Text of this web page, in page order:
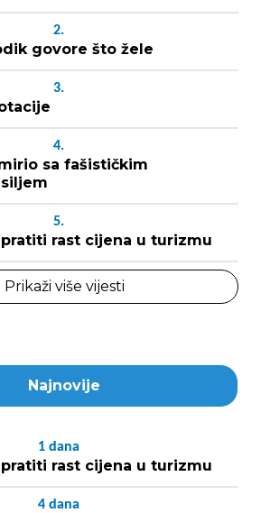
2.
govore što žele
3.
4.
sa fašističkim
5.
rast cijena u turizmu
Prikaži više vijesti
Najnovije
1 dana
rast cijena u turizmu
4 dana